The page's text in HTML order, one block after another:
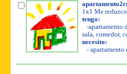
1x1 Me
tengo:
-apartamento
sala, comedor,
necesito:
- apartamento